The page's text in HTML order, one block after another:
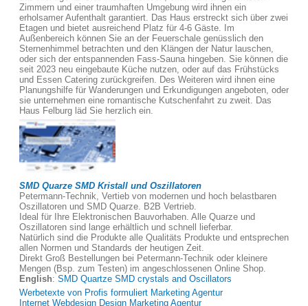
Zimmern und einer traumhaften Umgebung wird ihnen ein
erholsamer Aufenthalt garantiert. Das Haus erstreckt sich über zwei
Etagen und bietet ausreichend Platz für 4-6 Gäste. Im
Außenbereich können Sie an der Feuerschale genüsslich den
Sternenhimmel betrachten und den Klängen der Natur lauschen,
oder sich der entspannenden Fass-Sauna hingeben. Sie können die
seit 2023 neu eingebaute Küche nutzen, oder auf das Frühstücks
und Essen Catering zurückgreifen. Des Weiteren wird ihnen eine
Planungshilfe für Wanderungen und Erkundigungen angeboten, oder
sie unternehmen eine romantische Kutschenfahrt zu zweit. Das
Haus Felburg läd Sie herzlich ein.
SMD Quarze SMD Kristall und Oszillatoren
Petermann-Technik, Vertieb von modernen und hoch belastbaren
Oszillatoren und SMD Quarze. B2B Vertrieb.
Ideal für Ihre Elektronischen Bauvorhaben. Alle Quarze und
Oszillatoren sind lange erhältlich und schnell lieferbar.
Natürlich sind die Produkte alle Qualitäts Produkte und entsprechen
allen Normen und Standards der heutigen Zeit.
Direkt Groß Bestellungen bei Petermann-Technik oder kleinere
Mengen (Bsp. zum Testen) im angeschlossenen Online Shop.
English: SMD Quartze SMD crystals and Oscillators
Werbetexte von Profis formuliert Marketing Agentur
Internet Webdesign Design Marketing Agentur